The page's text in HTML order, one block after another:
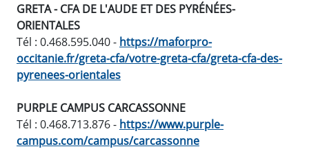
GRETA - CFA DE L'AUDE ET DES PYRÉNÉES-
ORIENTALES
Tél : 0.468.595.040 - https://maforpro-
occitanie.fr/greta-cfa/votre-greta-cfa/greta-cfa-des-
pyrenees-orientales
PURPLE CAMPUS CARCASSONNE
Tél : 0.468.713.876 - https://www.purple-
campus.com/campus/carcassonne